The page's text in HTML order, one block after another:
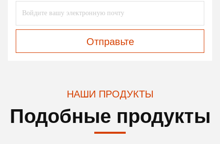
Отправьте
НАШИ ПРОДУКТЫ
Подобные продукты